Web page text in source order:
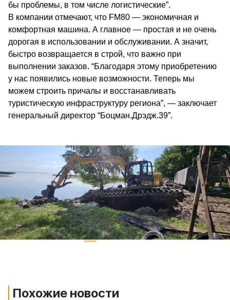
бы проблемы, в том числе логистические”.
В компании отмечают, что FM80 — экономичная и
комфортная машина. А главное — простая и не очень
дорогая в использовании и обслуживании. А значит,
быстро возвращается в строй, что важно при
выполнении заказов. “Благодаря этому приобретению
у нас появились новые возможности. Теперь мы
можем строить причалы и восстанавливать
туристическую инфраструктуру региона”, — заключает
генеральный директор “Боцман.Дрэдж.39”.
Похожие новости